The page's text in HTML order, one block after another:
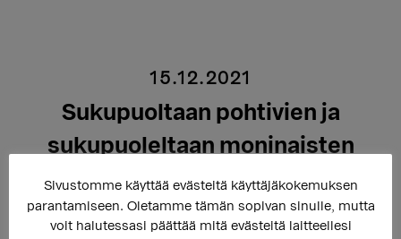
15.12.2021
Sukupuoltaan pohtivien ja
sukupuoleltaan moninaisten
nuorten ryhmä Snellussa
Sivustomme käyttää evästeitä käyttäjäkokemuksen
parantamiseen. Oletamme tämän sopivan sinulle, mutta
voit halutessasi päättää mitä evästeitä laitteellesi